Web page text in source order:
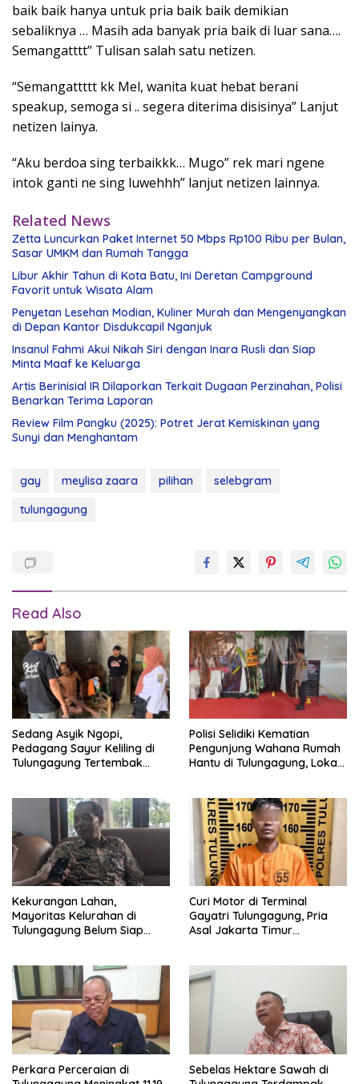
baik baik hanya untuk pria baik baik demikian
sebaliknya … Masih ada banyak pria baik di luar sana….
Semangatttt” Tulisan salah satu netizen.
“Semangattttt kk Mel, wanita kuat hebat berani
speakup, semoga si .. segera diterima disisinya” Lanjut
netizen lainya.
“Aku berdoa sing terbaikkk… Mugo” rek mari ngene
intok ganti ne sing luwehhh” lanjut netizen lainnya.
Related News
Zetta Luncurkan Paket Internet 50 Mbps Rp100 Ribu per Bulan,
Sasar UMKM dan Rumah Tangga
Libur Akhir Tahun di Kota Batu, Ini Deretan Campground
Favorit untuk Wisata Alam
Penyetan Lesehan Modian, Kuliner Murah dan Mengenyangkan
di Depan Kantor Disdukcapil Nganjuk
Insanul Fahmi Akui Nikah Siri dengan Inara Rusli dan Siap
Minta Maaf ke Keluarga
Artis Berinisial IR Dilaporkan Terkait Dugaan Perzinahan, Polisi
Benarkan Terima Laporan
Review Film Pangku (2025): Potret Jerat Kemiskinan yang
Sunyi dan Menghantam
gay meylisa zaara pilihan
selebgram
tulungagung
Read Also
Sedang Asyik Ngopi,
Pedagang Sayur Keliling di
Tulungagung Tertembak
Polisi Selidiki Kematian
Pengunjung Wahana Rumah
Hantu di Tulungagung, Lokasi
Kekurangan Lahan,
Mayoritas Kelurahan di
Tulungagung Belum Siap
Curi Motor di Terminal
Gayatri Tulungagung, Pria
Asal Jakarta Timur
Perkara Perceraian di
Sebelas Hektare Sawah di